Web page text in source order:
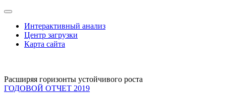
Интерактивный анализ
Центр загрузки
Карта сайта
Расширяя горизонты устойчивого роста
ГОДОВОЙ ОТЧЕТ 2019